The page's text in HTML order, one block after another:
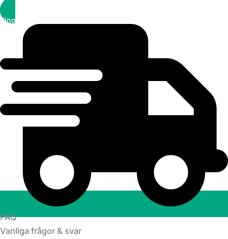
Ring kundtjänst
FAQ
Vanliga frågor & svar